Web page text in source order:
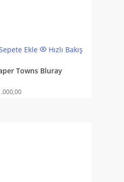
Ekle Hızlı Bakış
Towns Bluray